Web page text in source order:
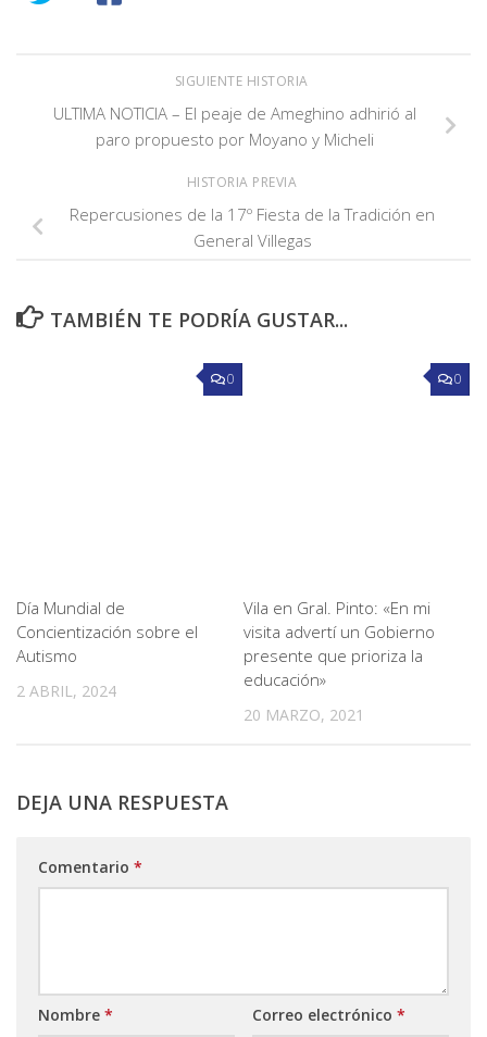
SIGUIENTE HISTORIA
ULTIMA NOTICIA – El peaje de Ameghino adhirió al
paro propuesto por Moyano y Micheli
HISTORIA PREVIA
Repercusiones de la 17º Fiesta de la Tradición en
General Villegas
TAMBIÉN TE PODRÍA GUSTAR...
0
Día Mundial de
Concientización sobre el
Autismo
2 ABRIL, 2024
0
Vila en Gral. Pinto: «En mi
visita advertí un Gobierno
presente que prioriza la
educación»
20 MARZO, 2021
DEJA UNA RESPUESTA
Comentario *
Nombre * Correo electrónico *